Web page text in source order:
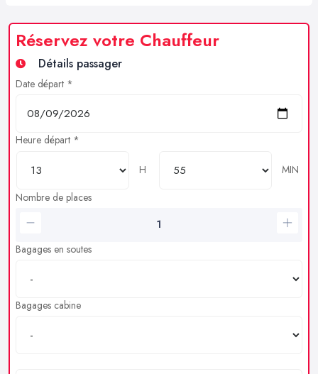
Réservez votre Chauffeur
Détails passager
Date départ *
Heure départ *
H
MIN
Nombre de places
Bagages en soutes
Bagages cabine